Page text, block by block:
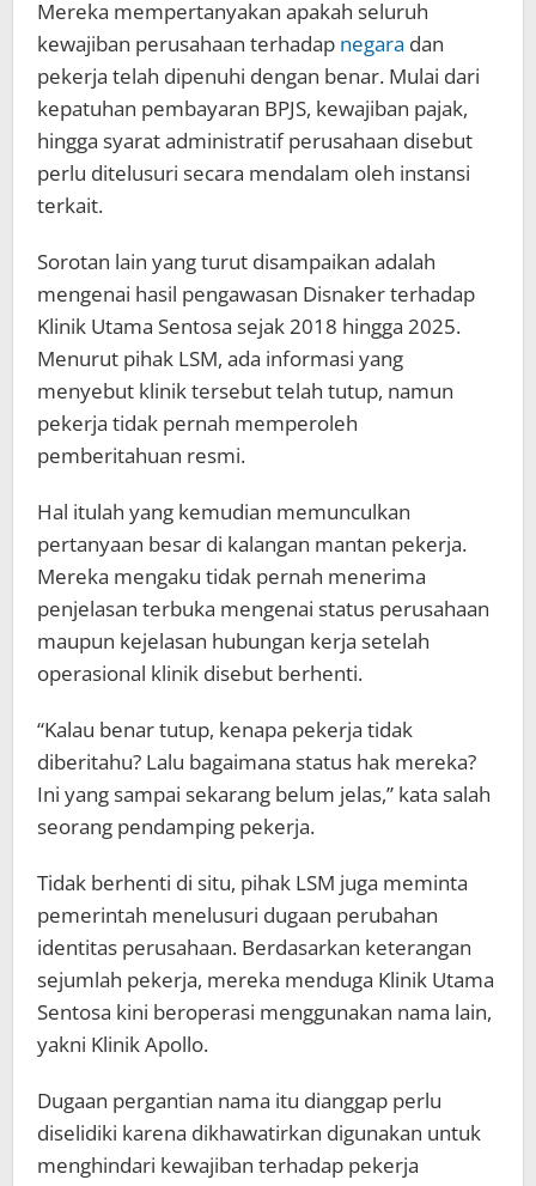
Mereka mempertanyakan apakah seluruh
kewajiban perusahaan terhadap negara dan
pekerja telah dipenuhi dengan benar. Mulai dari
kepatuhan pembayaran BPJS, kewajiban pajak,
hingga syarat administratif perusahaan disebut
perlu ditelusuri secara mendalam oleh instansi
terkait.
Sorotan lain yang turut disampaikan adalah
mengenai hasil pengawasan Disnaker terhadap
Klinik Utama Sentosa sejak 2018 hingga 2025.
Menurut pihak LSM, ada informasi yang
menyebut klinik tersebut telah tutup, namun
pekerja tidak pernah memperoleh
pemberitahuan resmi.
Hal itulah yang kemudian memunculkan
pertanyaan besar di kalangan mantan pekerja.
Mereka mengaku tidak pernah menerima
penjelasan terbuka mengenai status perusahaan
maupun kejelasan hubungan kerja setelah
operasional klinik disebut berhenti.
“Kalau benar tutup, kenapa pekerja tidak
diberitahu? Lalu bagaimana status hak mereka?
Ini yang sampai sekarang belum jelas,” kata salah
seorang pendamping pekerja.
Tidak berhenti di situ, pihak LSM juga meminta
pemerintah menelusuri dugaan perubahan
identitas perusahaan. Berdasarkan keterangan
sejumlah pekerja, mereka menduga Klinik Utama
Sentosa kini beroperasi menggunakan nama lain,
yakni Klinik Apollo.
Dugaan pergantian nama itu dianggap perlu
diselidiki karena dikhawatirkan digunakan untuk
menghindari kewajiban terhadap pekerja